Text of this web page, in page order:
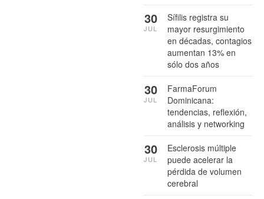
Sífilis registra su
mayor resurgimiento
en décadas, contagios
aumentan 13% en
sólo dos años
30
JUL
FarmaForum
Dominicana:
tendencias, reflexión,
análisis y networking
30
JUL
Esclerosis múltiple
puede acelerar la
pérdida de volumen
cerebral
30
JUL